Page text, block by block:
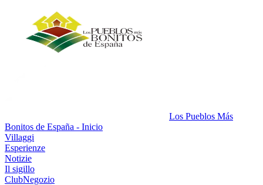
Los Pueblos Más
Bonitos de España - Inicio
Villaggi
Esperienze
Notizie
Il sigillo
ClubNegozio